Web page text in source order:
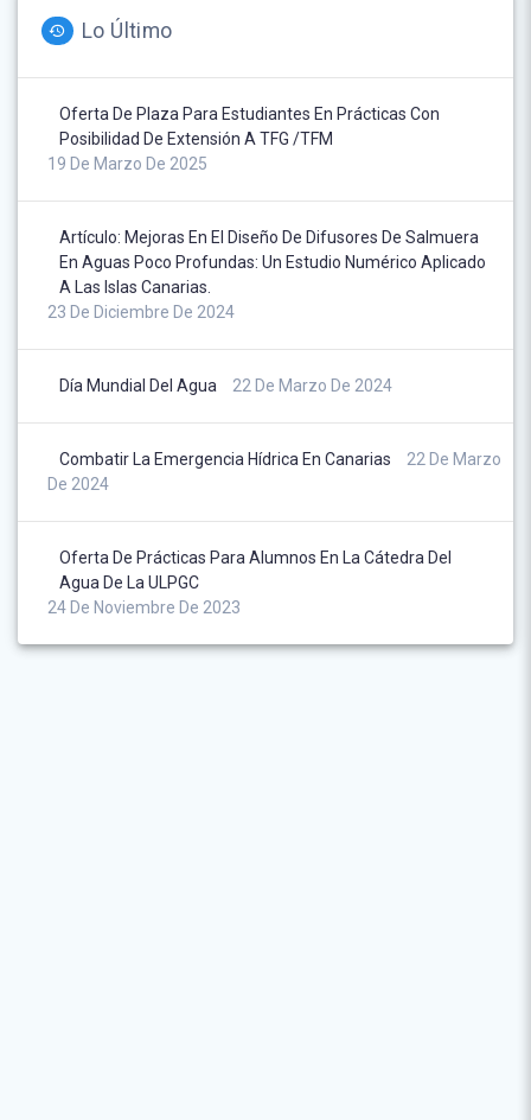
Lo Último
Oferta De Plaza Para Estudiantes En Prácticas Con
Posibilidad De Extensión A TFG /TFM
19 De Marzo De 2025
Artículo: Mejoras En El Diseño De Difusores De Salmuera
En Aguas Poco Profundas: Un Estudio Numérico Aplicado
A Las Islas Canarias.
23 De Diciembre De 2024
Día Mundial Del Agua 22 De Marzo De 2024
Combatir La Emergencia Hídrica En Canarias
22 De Marzo
De 2024
Oferta De Prácticas Para Alumnos En La Cátedra Del
Agua De La ULPGC
24 De Noviembre De 2023